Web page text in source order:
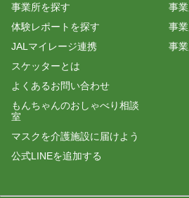
事業所を探す
体験レポートを探す
JALマイレージ連携
スケッターとは
よくあるお問い合わせ
もんちゃんのおしゃべり相談
室
マスクを介護施設に届けよう
公式LINEを追加する
事
事
事